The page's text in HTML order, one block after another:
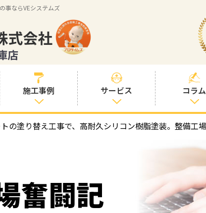
事ならVEシステムズ
施工事例
すべての事例
例
色の事例
サービス
塗装プランと価
お客様との交流
を大切に
コラム
社長コラム
塗装コラム
塗料コラム
の塗り替え工事で、高耐久シリコン樹脂塗装。整備工
奮闘記